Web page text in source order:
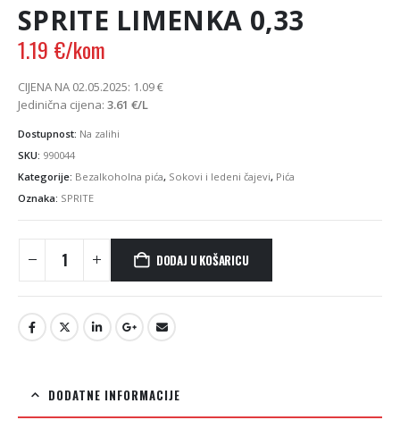
SPRITE LIMENKA 0,33
1.19 €/kom
CIJENA NA 02.05.2025: 1.09€
Jedinična cijena: 3.61 €/L
Dostupnost: Na zalihi
SKU: 990044
Kategorije: Bezalkoholna pića, Sokovi i ledeni čajevi, Pića
Oznaka: SPRITE
DODAJ U KOŠARICU
DODATNE INFORMACIJE